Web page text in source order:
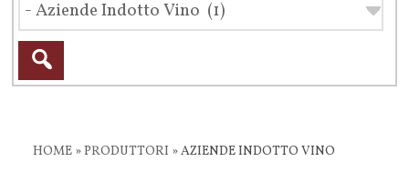
HOME »PRODUTTORI »AZIENDE INDOTTO VINO